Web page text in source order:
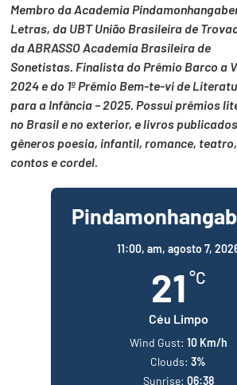
Membro da Academia
Letras, da UBT União Brasileira de
da ABRASSO Academia Brasileira de
Sonetistas. Finalista do Prêmio Barco a
2024 e do 1º Prêmio Bem-te-vi de
para a Infância – 2025. Possui prêmios
no Brasil e no exterior, e livros
gêneros poesia, infantil, romance, teatro,
contos e cordel.
11:00, am, agosto 7,
21 °C
Céu Limpo
Wind Gust: 10 Km/h
Clouds: 3%
Sunrise: 06:38